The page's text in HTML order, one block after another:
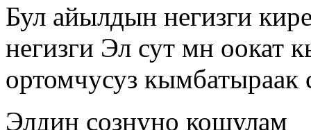
Бул айылдын негизги
негизги Эл сут мн оокат
ортомчусуз кымбатыраак
Элдин сознуно кошулам